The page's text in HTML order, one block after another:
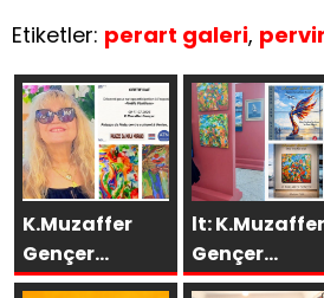
Etiketler: perart galeri,
K.Muzaffer
Gençer
Eserleri
lt: K.Muzaffer
Gençer
Esenboğa